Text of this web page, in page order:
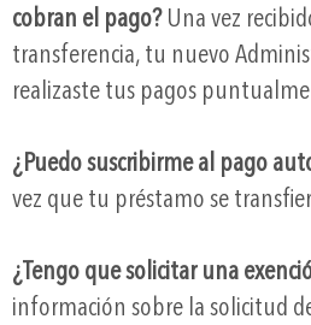
cobran el pago?Una vez
transferencia, tu nuevo
realizaste tus pagos
¿Puedo suscribirme al pago
vez que tu préstamo se
¿Tengo que solicitar una
información sobre la solicitud